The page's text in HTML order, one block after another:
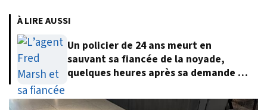
À LIRE AUSSI
Un policier de 24 ans meurt en
sauvant sa fiancée de la noyade,
quelques heures après sa demande en